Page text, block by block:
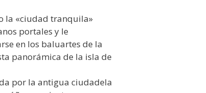
la «ciudad tranquila»
portales y le
en los baluartes de la
panorámica de la isla de
por la antigua ciudadela